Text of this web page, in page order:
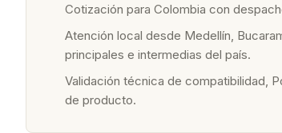
Cotización para Colombia con
Atención local desde Medellín,
principales e intermedias del país.
Validación técnica de compatibilidad,
de producto.